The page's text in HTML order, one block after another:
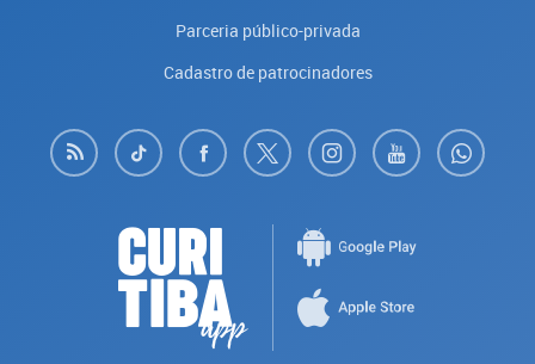
Parceria público-privada
Cadastro de patrocinadores